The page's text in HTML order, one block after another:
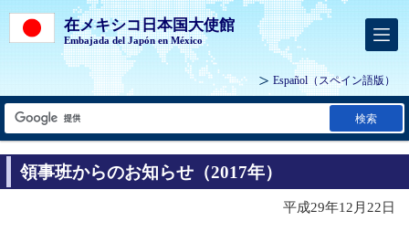
在メキシコ日本国大使館
Embajada del Japón en México
Español（スペイン語版）
検索
領事班からのお知らせ（2017年）
平成29年12月22日